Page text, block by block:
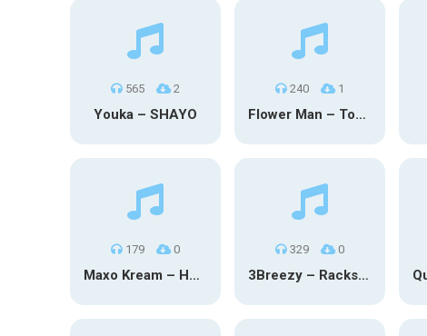
565 2
Youka – SHAYO
240 1
Flower Man – Toby Fox
179 0
Maxo Kream – HOW TF I’M LUCKY
329 0
3Breezy – Racks On You